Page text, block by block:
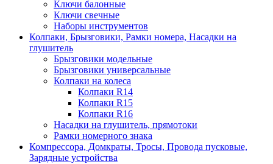
Ключи балонные
Ключи свечные
Наборы инструментов
Колпаки, Брызговики, Рамки номера, Насадки на
глушитель
Брызговики модельные
Брызговики универсальные
Колпаки на колеса
Колпаки R14
Колпаки R15
Колпаки R16
Насадки на глушитель, прямотоки
Рамки номерного знака
Компрессора, Домкраты, Тросы, Провода пусковые,
Зарядные устройства